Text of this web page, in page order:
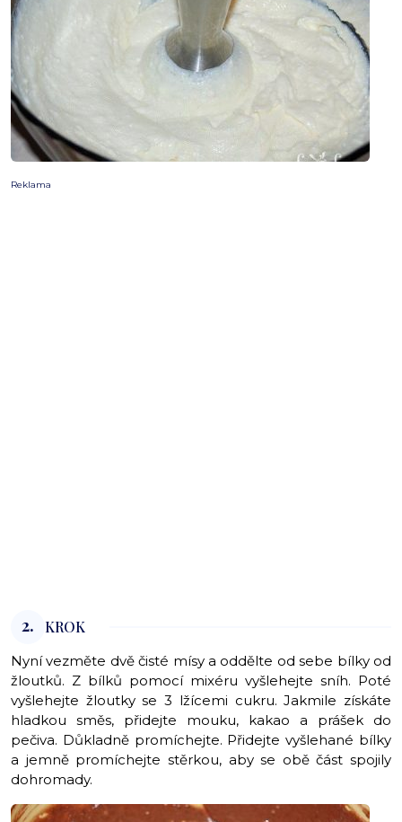
Reklama
2. KROK
Nyní vezměte dvě čisté mísy a oddělte od sebe bílky od
žloutků. Z bílků pomocí mixéru vyšlehejte sníh. Poté
vyšlehejte žloutky se 3 lžícemi cukru. Jakmile získáte
hladkou směs, přidejte mouku, kakao a prášek do
pečiva. Důkladně promíchejte. Přidejte vyšlehané bílky
a jemně promíchejte stěrkou, aby se obě část spojily
dohromady.